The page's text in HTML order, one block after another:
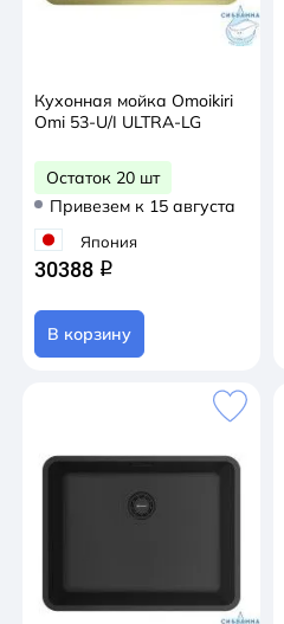
Кухонная мойка Omoikiri
Omi 53-U/I ULTRA-LG
Остаток 20 шт
Привезем к 15 августа
Япония
30388 q
В корзину